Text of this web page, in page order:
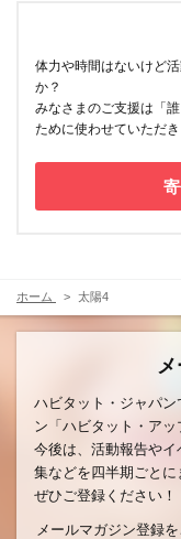
体力や時間はないけど
か？
みなさまのご支援は「
ために使わせていただき
ホーム 太陽4
ハビタット・ジャパ
ン「ハビタット・アッ
今後は、活動報告や
集などを四半期ごとに
ぜひご登録ください！
メールマガジン登録